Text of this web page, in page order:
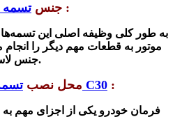
جنستسمه :
به طور کلی وظیفه اصلی این
موتور به قطعات مهم دیگر را
جنس لاستیک مقاوم ساخته می‌شوند.
محل نصب تسمه هیدرولیک اصلی ولکس C30 :